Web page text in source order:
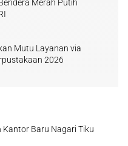
Merah Putih
Mutu Layanan via
2026
Baru Nagari Tiku